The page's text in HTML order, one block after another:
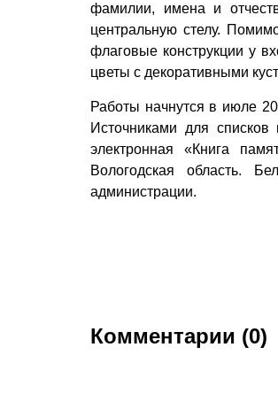
фамилии, имена и
центральную стелу.
флаговые конструкции у
цветы с декоративными
Работы начнутся в июле
Источниками для списков
электронная «Книга
Вологодская область.
администрации.
Комментарии (0)